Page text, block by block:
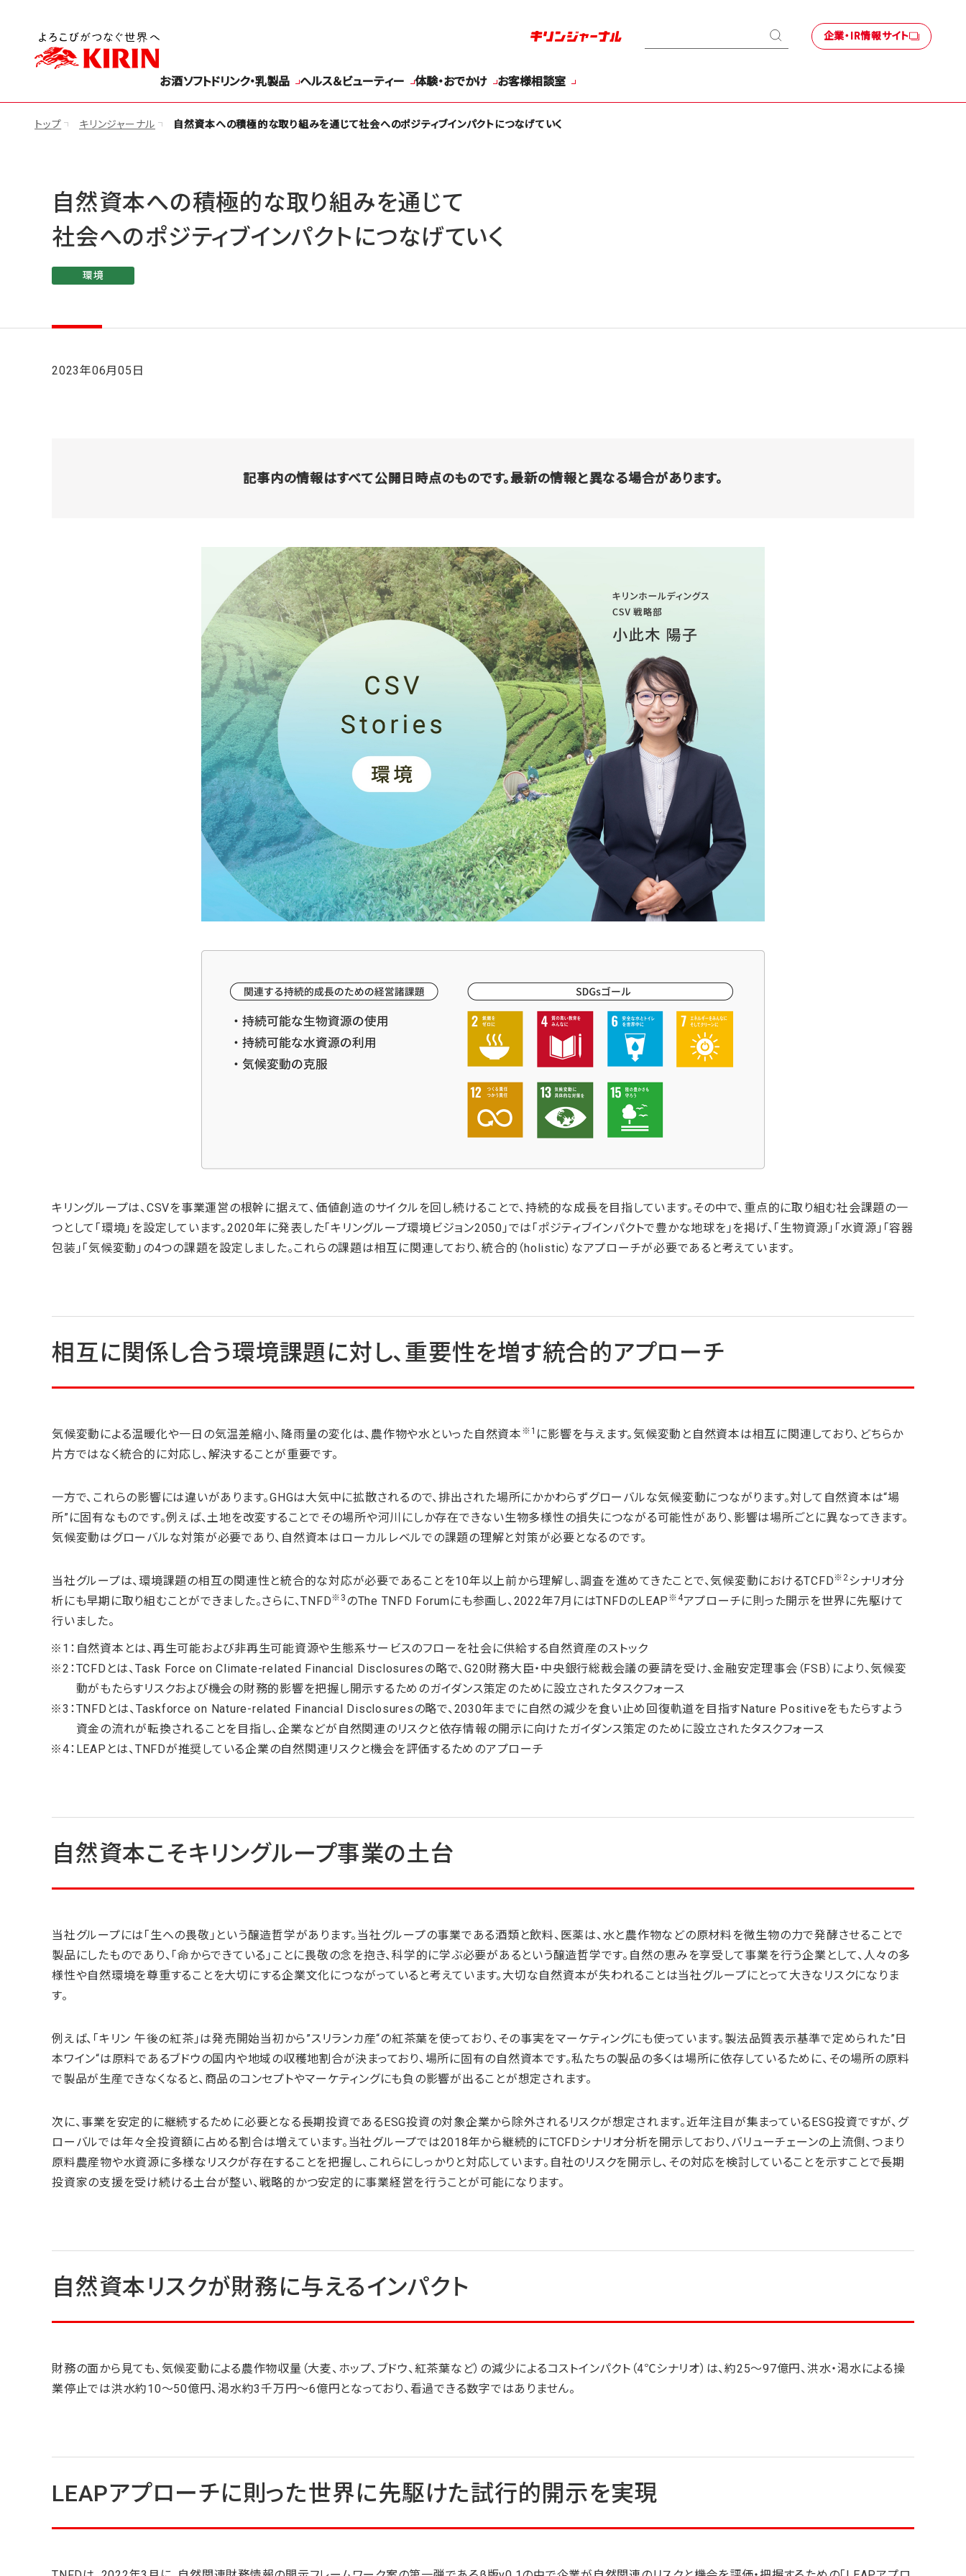
検
企業・IR情報サイト
お酒ソフトドリンク・乳製品 ヘルス＆ビューティー 体験・おでかけ お客様相談室
トップ キリンジャーナル 自然資本への積極的な取り組みを通じて社会へのポジティブインパクトにつなげていく
自然資本への積極的な取り組みを通じて
社会へのポジティブインパクトにつなげていく
環境
2023年06月05日
記事内の情報はすべて公開日時点のものです。最新の情報と異なる場合があります。
キリングループは、CSVを事業運営の根幹に据えて、価値創造のサイクルを回し続けることで、持続的な成長を目指しています。その中で、重点的に取り組む社会課題の一
つとして「環境」を設定しています。2020年に発表した「キリングループ環境ビジョン2050」では「ポジティブインパクトで豊かな地球を」を掲げ、「生物資源」「水資源」「容器
包装」「気候変動」の4つの課題を設定しました。これらの課題は相互に関連しており、統合的（holistic）なアプローチが必要であると考えています。
相互に関係し合う環境課題に対し、重要性を増す統合的アプローチ
気候変動による温暖化や一日の気温差縮小、降雨量の変化は、農作物や水といった自然資本 ※1 に影響を与えます。気候変動と自然資本は相互に関連しており、どちらか
片方ではなく統合的に対応し、解決することが重要です。
一方で、これらの影響には違いがあります。GHGは大気中に拡散されるので、排出された場所にかかわらずグローバルな気候変動につながります。対して自然資本は“場
所”に固有なものです。例えば、土地を改変することでその場所や河川にしか存在できない生物多様性の損失につながる可能性があり、影響は場所ごとに異なってきます。
気候変動はグローバルな対策が必要であり、自然資本はローカルレベルでの課題の理解と対策が必要となるのです。
当社グループは、環境課題の相互の関連性と統合的な対応が必要であることを10年以上前から理解し、調査を進めてきたことで、気候変動におけるTCFD※2 シナリオ分
析にも早期に取り組むことができました。さらに、TNFD※3 のThe TNFD Forumにも参画し、2022年7月にはTNFDのLEAP ※4アプローチに則った開示を世界に先駆けて
行いました。
自然資本とは、再生可能および非再生可能資源や生態系サービスのフローを社会に供給する自然資産のストック
TCFDとは、Task Force on Climate-related Financial Disclosuresの略で、G20財務大臣・中央銀行総裁会議の要請を受け、金融安定理事会（FSB）により、気候変
動がもたらすリスクおよび機会の財務的影響を把握し開示するためのガイダンス策定のために設立されたタスクフォース
TNFDとは、Taskforce on Nature-related Financial Disclosuresの略で、2030年までに自然の減少を食い止め回復軌道を目指すNature Positiveをもたらすよう
資金の流れが転換されることを目指し、企業などが自然関連のリスクと依存情報の開示に向けたガイダンス策定のために設立されたタスクフォース
LEAPとは、TNFDが推奨している企業の自然関連リスクと機会を評価するためのアプローチ
自然資本こそキリングループ事業の土台
当社グループには「生への畏敬」という醸造哲学があります。当社グループの事業である酒類と飲料、医薬は、水と農作物などの原材料を微生物の力で発酵させることで
製品にしたものであり、「命からできている」ことに畏敬の念を抱き、科学的に学ぶ必要があるという醸造哲学です。自然の恵みを享受して事業を行う企業として、人々の多
様性や自然環境を尊重することを大切にする企業文化につながっていると考えています。大切な自然資本が失われることは当社グループにとって大きなリスクになりま
す。
例えば、「キリン 午後の紅茶」は発売開始当初から”スリランカ産“の紅茶葉を使っており、その事実をマーケティングにも使っています。製法品質表示基準で定められた”日
本ワイン“は原料であるブドウの国内や地域の収穫地割合が決まっており、場所に固有の自然資本です。私たちの製品の多くは場所に依存しているために、その場所の原料
で製品が生産できなくなると、商品のコンセプトやマーケティングにも負の影響が出ることが想定されます。
次に、事業を安定的に継続するために必要となる長期投資であるESG投資の対象企業から除外されるリスクが想定されます。近年注目が集まっているESG投資ですが、グ
ローバルでは年々全投資額に占める割合は増えています。当社グループでは2018年から継続的にTCFDシナリオ分析を開示しており、バリューチェーンの上流側、つまり
原料農産物や水資源に多様なリスクが存在することを把握し、これらにしっかりと対応しています。自社のリスクを開示し、その対応を検討していることを示すことで長期
投資家の支援を受け続ける土台が整い、戦略的かつ安定的に事業経営を行うことが可能になります。
自然資本リスクが財務に与えるインパクト
財務の面から見ても、気候変動による農作物収量（大麦、ホップ、ブドウ、紅茶葉など）の減少によるコストインパクト（4℃シナリオ）は、約25～97億円、洪水・渇水による操
業停止では洪水約10～50億円、渇水約3千万円～6億円となっており、看過できる数字ではありません。
LEAPアプローチに則った世界に先駆けた試行的開示を実現